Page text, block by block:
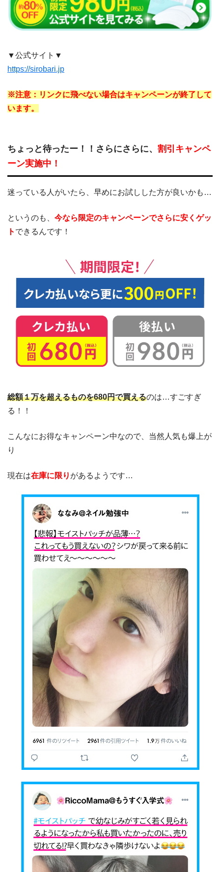
▼公式サイト▼
https://sirobari.jp
※注意：リンクに飛べない場合はキャンペーンが終了して
います。
ちょっと待ったー！！さらにさらに、 割引キャンペ
ーン実施中！
迷っている人がいたら、早めにお試しした方が良いかも…
というのも、 今なら限定のキャンペーンでさらに安くゲッ
ト できるんです！
総額１万を超えるものを680円で買えるのは…すごすぎ
る！！
こんなにお得なキャンペーン中なので、当然人気も爆上が
り
現在は在庫に限り があるようです…